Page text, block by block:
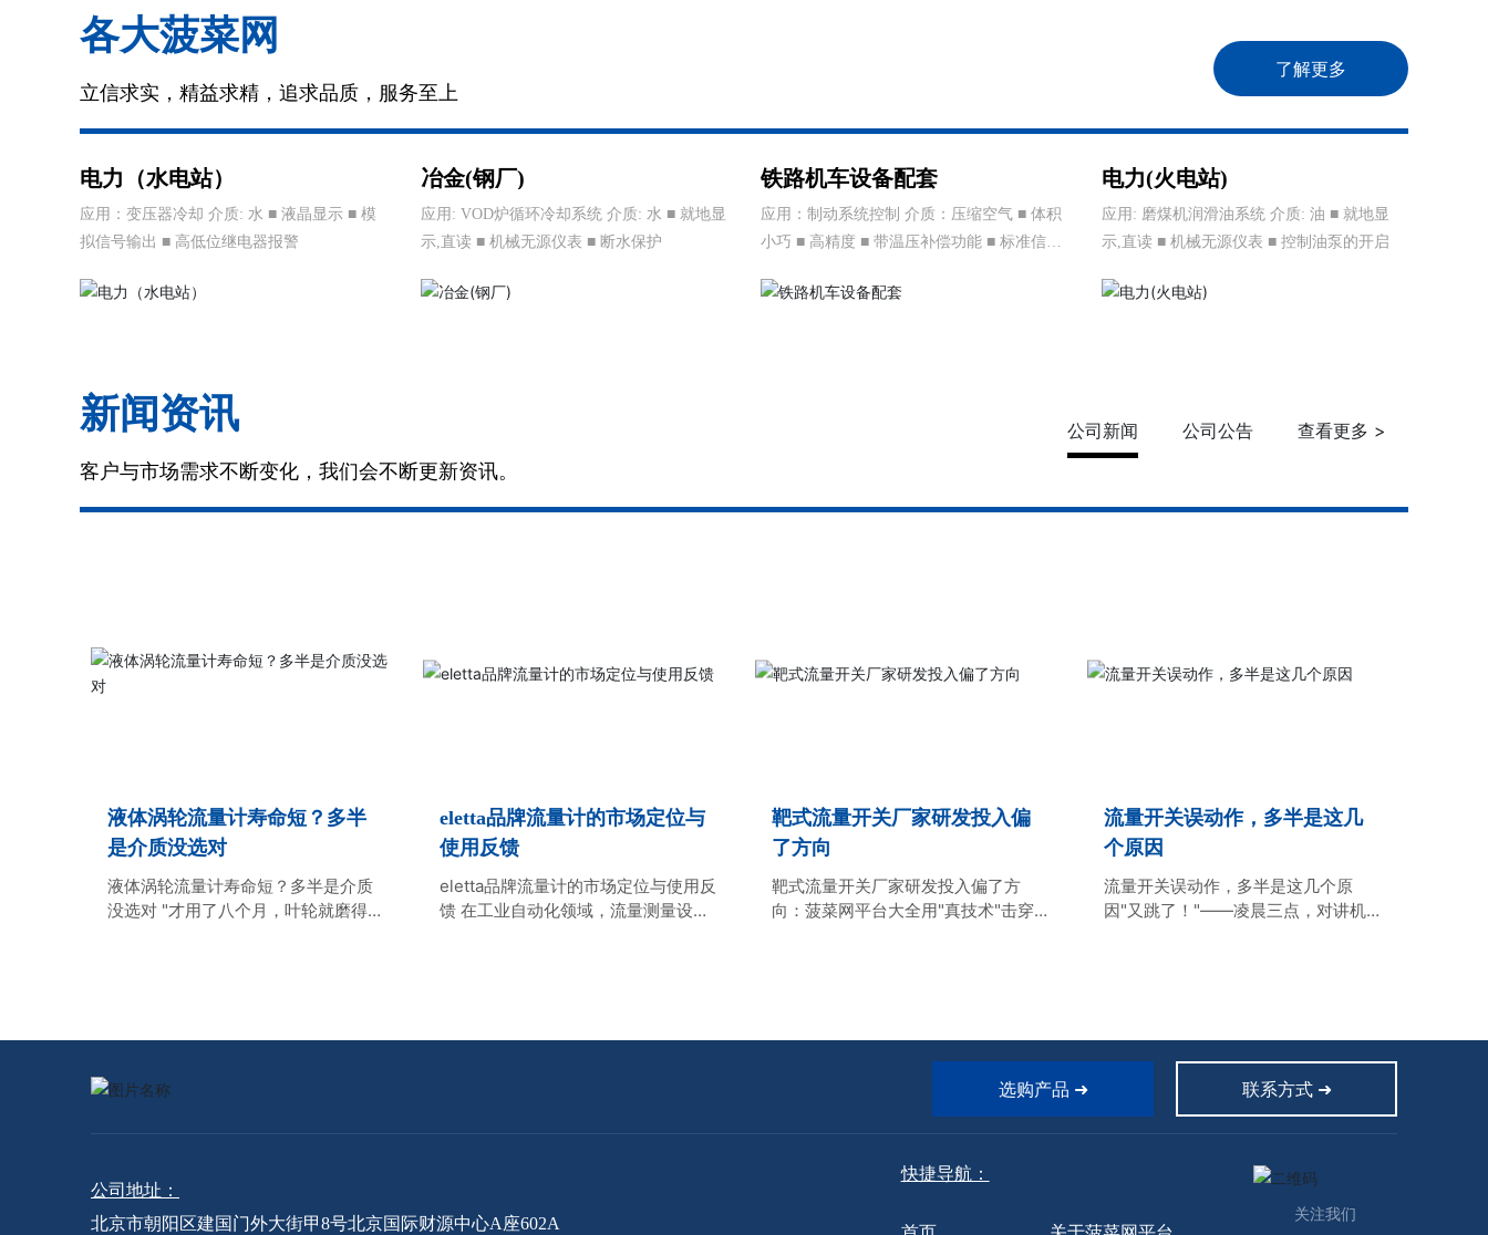
各大菠菜网
立信求实，精益求精，追求品质，服务至上
了解更多
电力（水电站）
应用：变压器冷却 介质: 水 ■ 液晶显示 ■ 模
拟信号输出 ■ 高低位继电器报警
冶金(钢厂)
应用: VOD炉循环冷却系统 介质: 水 ■ 就地显
示,直读 ■ 机械无源仪表 ■ 断水保护
铁路机车设备配套
应用：制动系统控制 介质：压缩空气 ■ 体积
小巧 ■ 高精度 ■ 带温压补偿功能 ■ 标准信号
测试
电力(火电站)
应用: 磨煤机润滑油系统 介质: 油 ■ 就地显
示,直读 ■ 机械无源仪表 ■ 控制油泵的开启
新闻资讯
客户与市场需求不断变化，我们会不断更新资讯。
公司新闻 公司公告 查看更多 >
了解更多
液体涡轮流量计寿命短？多半
是介质没选对
液体涡轮流量计寿命短？多半是介质
没选对 "才用了八个月，叶轮就磨得不
质特性选择菠菜网平台大全液体涡轮
了解更多
eletta品牌流量计的市场定位与
使用反馈
eletta品牌流量计的市场定位与使用反
馈 在工业自动化领域，流量测量设备
了解更多
靶式流量开关厂家研发投入偏
了方向
靶式流量开关厂家研发投入偏了方
向：菠菜网平台大全用"真技术"击穿
营销噱头，真正替用户省下真金白银
的可靠性被抛在脑后——整个行业的
了解更多
流量开关误动作，多半是这几
个原因
流量开关误动作，多半是这几个原
因"又跳了！"——凌晨三点，对讲机
记录，看着那几条莫名其妙的报警信
息，没人敢轻易下结论。
选购产品 ➜ 联系方式 ➜
公司地址：
北京市朝阳区建国门外大街甲8号北京国际财源中心A座602A
快捷导航：
关注我们